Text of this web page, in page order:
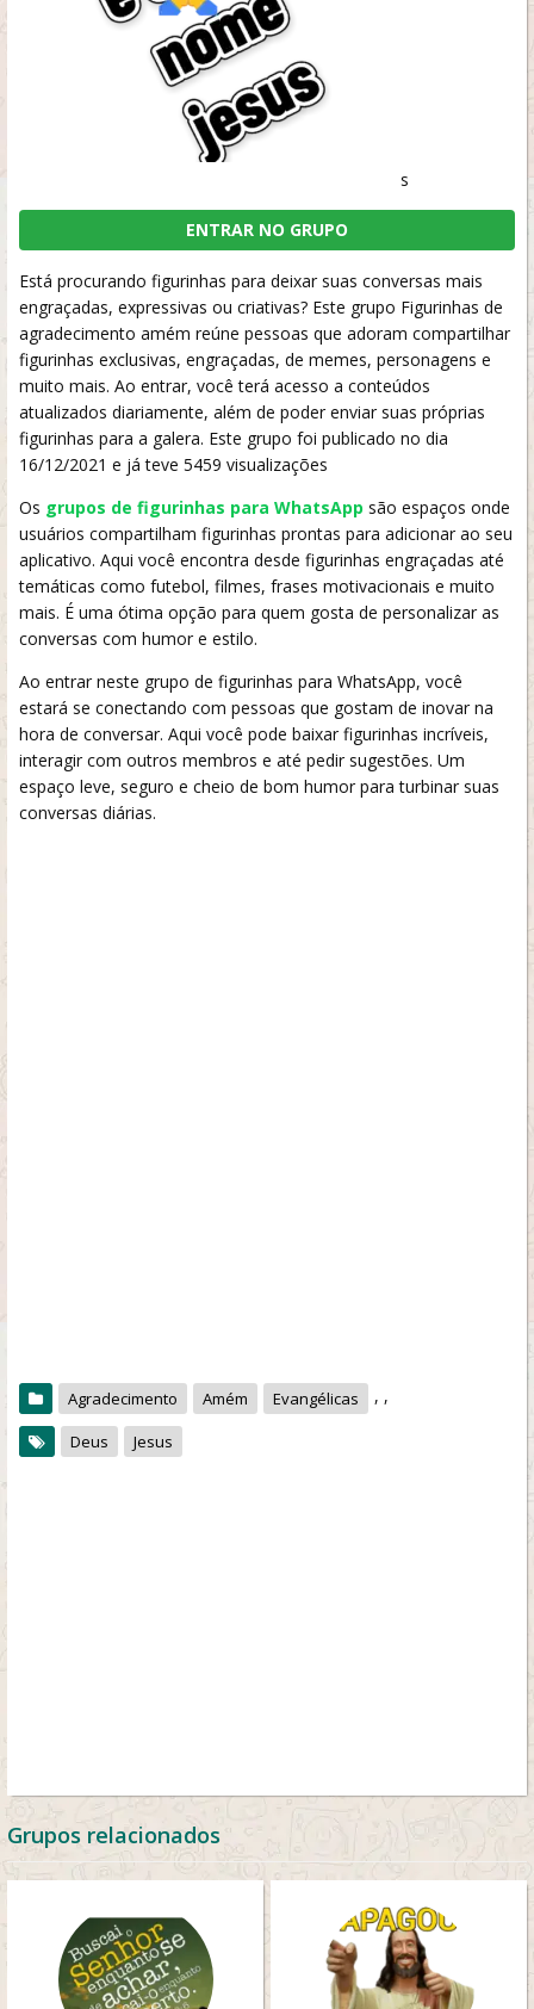
s
ENTRAR NO GRUPO
Está procurando figurinhas para deixar suas conversas mais
engraçadas, expressivas ou criativas? Este grupo Figurinhas de
agradecimento amém reúne pessoas que adoram compartilhar
figurinhas exclusivas, engraçadas, de memes, personagens e
muito mais. Ao entrar, você terá acesso a conteúdos
atualizados diariamente, além de poder enviar suas próprias
figurinhas para a galera. Este grupo foi publicado no dia
16/12/2021 e já teve 5459 visualizações
Os grupos de figurinhas para WhatsApp são espaços onde
usuários compartilham figurinhas prontas para adicionar ao seu
aplicativo. Aqui você encontra desde figurinhas engraçadas até
temáticas como futebol, filmes, frases motivacionais e muito
mais. É uma ótima opção para quem gosta de personalizar as
conversas com humor e estilo.
Ao entrar neste grupo de figurinhas para WhatsApp, você
estará se conectando com pessoas que gostam de inovar na
hora de conversar. Aqui você pode baixar figurinhas incríveis,
interagir com outros membros e até pedir sugestões. Um
espaço leve, seguro e cheio de bom humor para turbinar suas
conversas diárias.
Agradecimento ,
Amém ,
Evangélicas
Deus
Jesus
Grupos relacionados